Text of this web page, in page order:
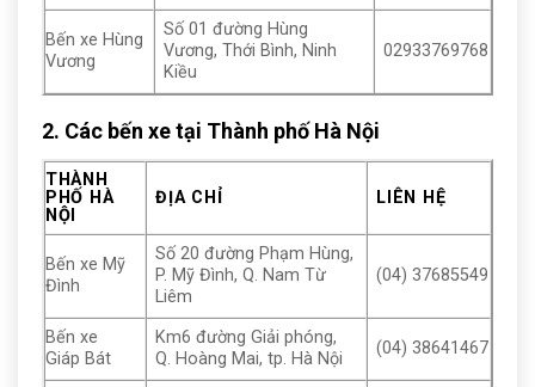
Bến xe Hùng
Vương
Số 01 đường Hùng
Vương, Thới Bình, Ninh
Kiều
02933769768
2. Các bến xe tại Thành phố Hà Nội
THÀNH
PHỐ HÀ
NỘI
ĐỊA CHỈ LIÊN HỆ
Bến xe Mỹ
Đình
Số 20 đường Phạm Hùng,
P. Mỹ Đình, Q. Nam Từ
Liêm
(04) 37685549
Bến xe
Giáp Bát
Km6 đường Giải phóng,
Q. Hoàng Mai, tp. Hà Nội
(04) 38641467